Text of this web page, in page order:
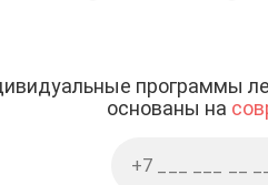
программы
основаны на